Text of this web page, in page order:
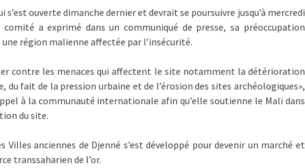
s’est ouverte dimanche dernier et devrait se poursuivre jusqu’à mercredi
a exprimé dans un communiqué de presse, sa préoccupation
région malienne affectée par l’insécurité.
contre les menaces qui affectent le site notamment la détérioration
du fait de la pression urbaine et de l’érosion des sites archéologiques»,
à la communauté internationale afin qu’elle soutienne le Mali dans
du site.
Villes anciennes de Djenné s’est développé pour devenir un marché et
transsaharien de l’or.